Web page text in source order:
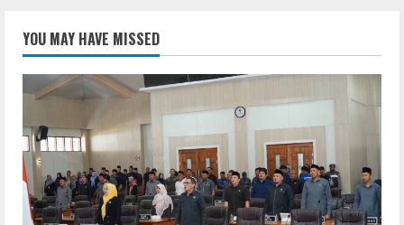
2
Jalan Cibeureum- Goalpara Di Kerjakan
Sangat Kokoh Dan Profesional
6 Agustus 2026
3
Mengabdi Tanpa Pamrih, Abah Emong
(81) Penjaga Pondok dan Marbot
Masjid YAMQU Diberangkatkan Umrah
6 Agustus 2026
YOU MAY HAVE MISSED